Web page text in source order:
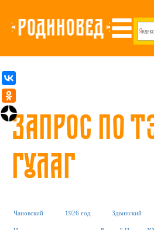
Запрос по
ГУЛАГ
Чановский 1926 год Здвинский